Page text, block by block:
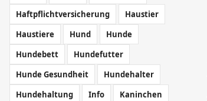
Haftpflichtversicherung
Haustier
Haustiere
Hund
Hunde
Hundebett
Hundefutter
Hunde Gesundheit
Hundehalter
Hundehaltung
Info
Kaninchen